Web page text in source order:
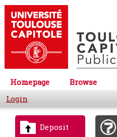
Homepage Browse
Login
Deposit